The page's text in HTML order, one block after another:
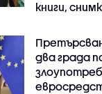
книги,
два града